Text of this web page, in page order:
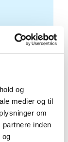
og
medier og til
om
inden
og